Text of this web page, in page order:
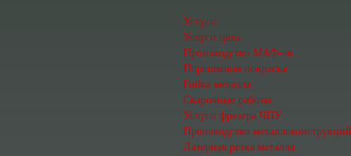
Услуги
Услуги цеха
Производство МАФ-ов
Порошковая покраска
Гибка металла
Сварочные работы
Услуги фрезера ЧПУ
Производство металлоконструкций
Лазерная резка металла